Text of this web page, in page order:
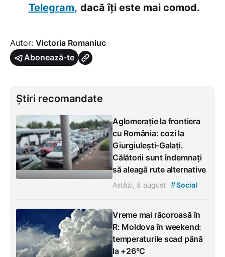
Telegram, dacă îți este mai comod.
Autor: Victoria Romaniuc
Abonează-te
Știri recomandate
Aglomerație la frontiera
cu România: cozi la
Giurgiulești-Galați.
Călătorii sunt îndemnați
să aleagă rute alternative
Astăzi, 8 august #Social
Vreme mai răcoroasă în
R: Moldova în weekend:
temperaturile scad până
la +26°C